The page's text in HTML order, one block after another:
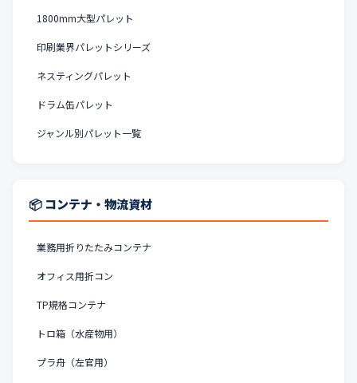
1800mm大型パレット
印刷業界パレットシリーズ
ネスティングパレット
ドラム缶パレット
ジャンル別パレット一覧
📦 コンテナ・物流資材
業務用折りたたみコンテナ
オフィス用折コン
TP規格コンテナ
トロ箱（水産物用）
プラ舟（左官用）